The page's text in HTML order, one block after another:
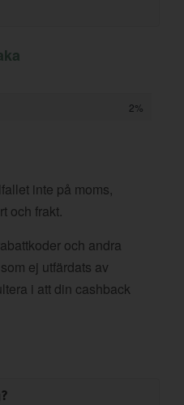
2%
inte på moms,
och frakt.
och andra
ej utfärdats av
i att din cashback